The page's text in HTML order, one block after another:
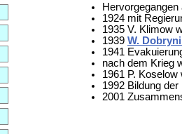
1924 mit
1935 V. Klimow
1939 W.
1941
nach dem Krieg
1961 P.
1992 Bildung
2001